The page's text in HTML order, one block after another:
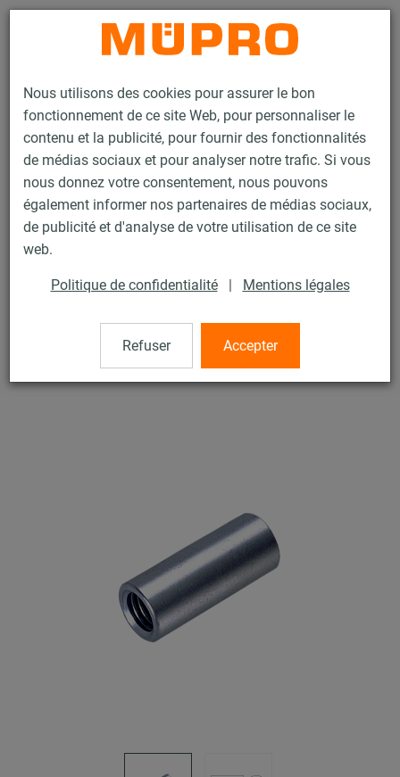
Nous utilisons des cookies pour assurer le bon
fonctionnement de ce site Web, pour personnaliser le
contenu et la publicité, pour fournir des fonctionnalités
de médias sociaux et pour analyser notre trafic. Si vous
nous donnez votre consentement, nous pouvons
également informer nos partenaires de médias sociaux,
de publicité et d'analyse de votre utilisation de ce site
web.
Politique de confidentialité | Mentions légales
Refuser Accepter
Contact
Produits Technique de fixation
Accessoires de montage
Manchon de raccordement
Manchon de raccordement
Manchon de raccordement, M12 x 30 mm, zingué